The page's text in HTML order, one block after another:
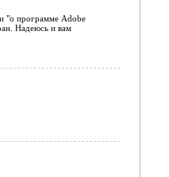
"о программе Adobe
Надеюсь и вам